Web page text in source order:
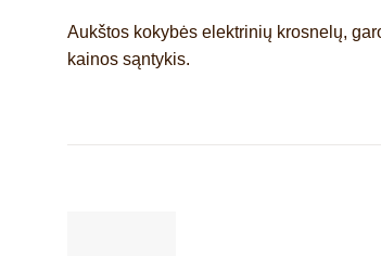
Aukštos kokybės elektrinių krosnelų,
kainos sąntykis.